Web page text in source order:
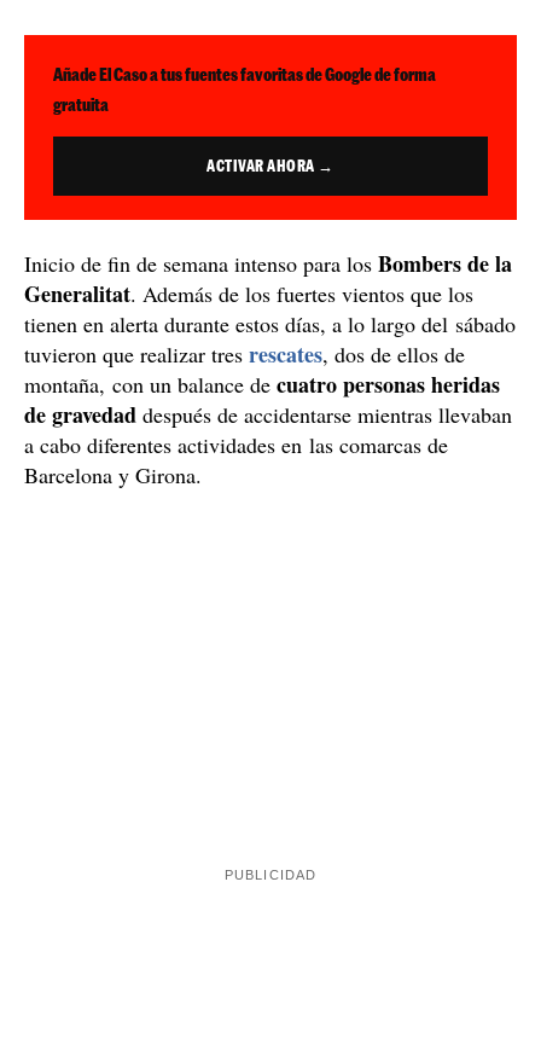
Añade El Caso a tus fuentes favoritas de Google de forma
gratuita
ACTIVAR AHORA →
Inicio de fin de semana intenso para los Bombers de la
Generalitat. Además de los fuertes vientos que los
tienen en alerta durante estos días, a lo largo del sábado
tuvieron que realizar tres rescates, dos de ellos de
montaña, con un balance de cuatro personas heridas
de gravedad después de accidentarse mientras llevaban
a cabo diferentes actividades en las comarcas de
Barcelona y Girona.